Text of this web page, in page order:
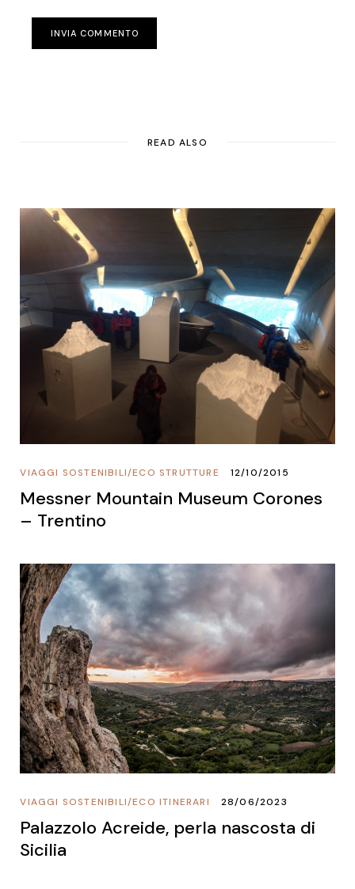
INVIA COMMENTO
READ ALSO
ECO STRUTTURE
/
VIAGGI SOSTENIBILI 12/10/2015
Messner Mountain Museum Corones
– Trentino
ECO ITINERARI
/
VIAGGI SOSTENIBILI 28/06/2023
Palazzolo Acreide, perla nascosta di
Sicilia